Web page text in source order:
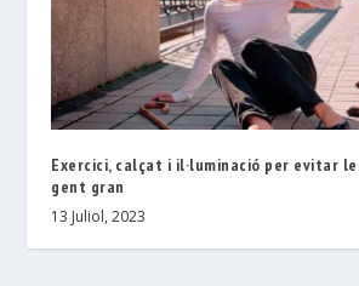
Exercici, calçat i il·luminació per evitar
gent gran
13 Juliol, 2023